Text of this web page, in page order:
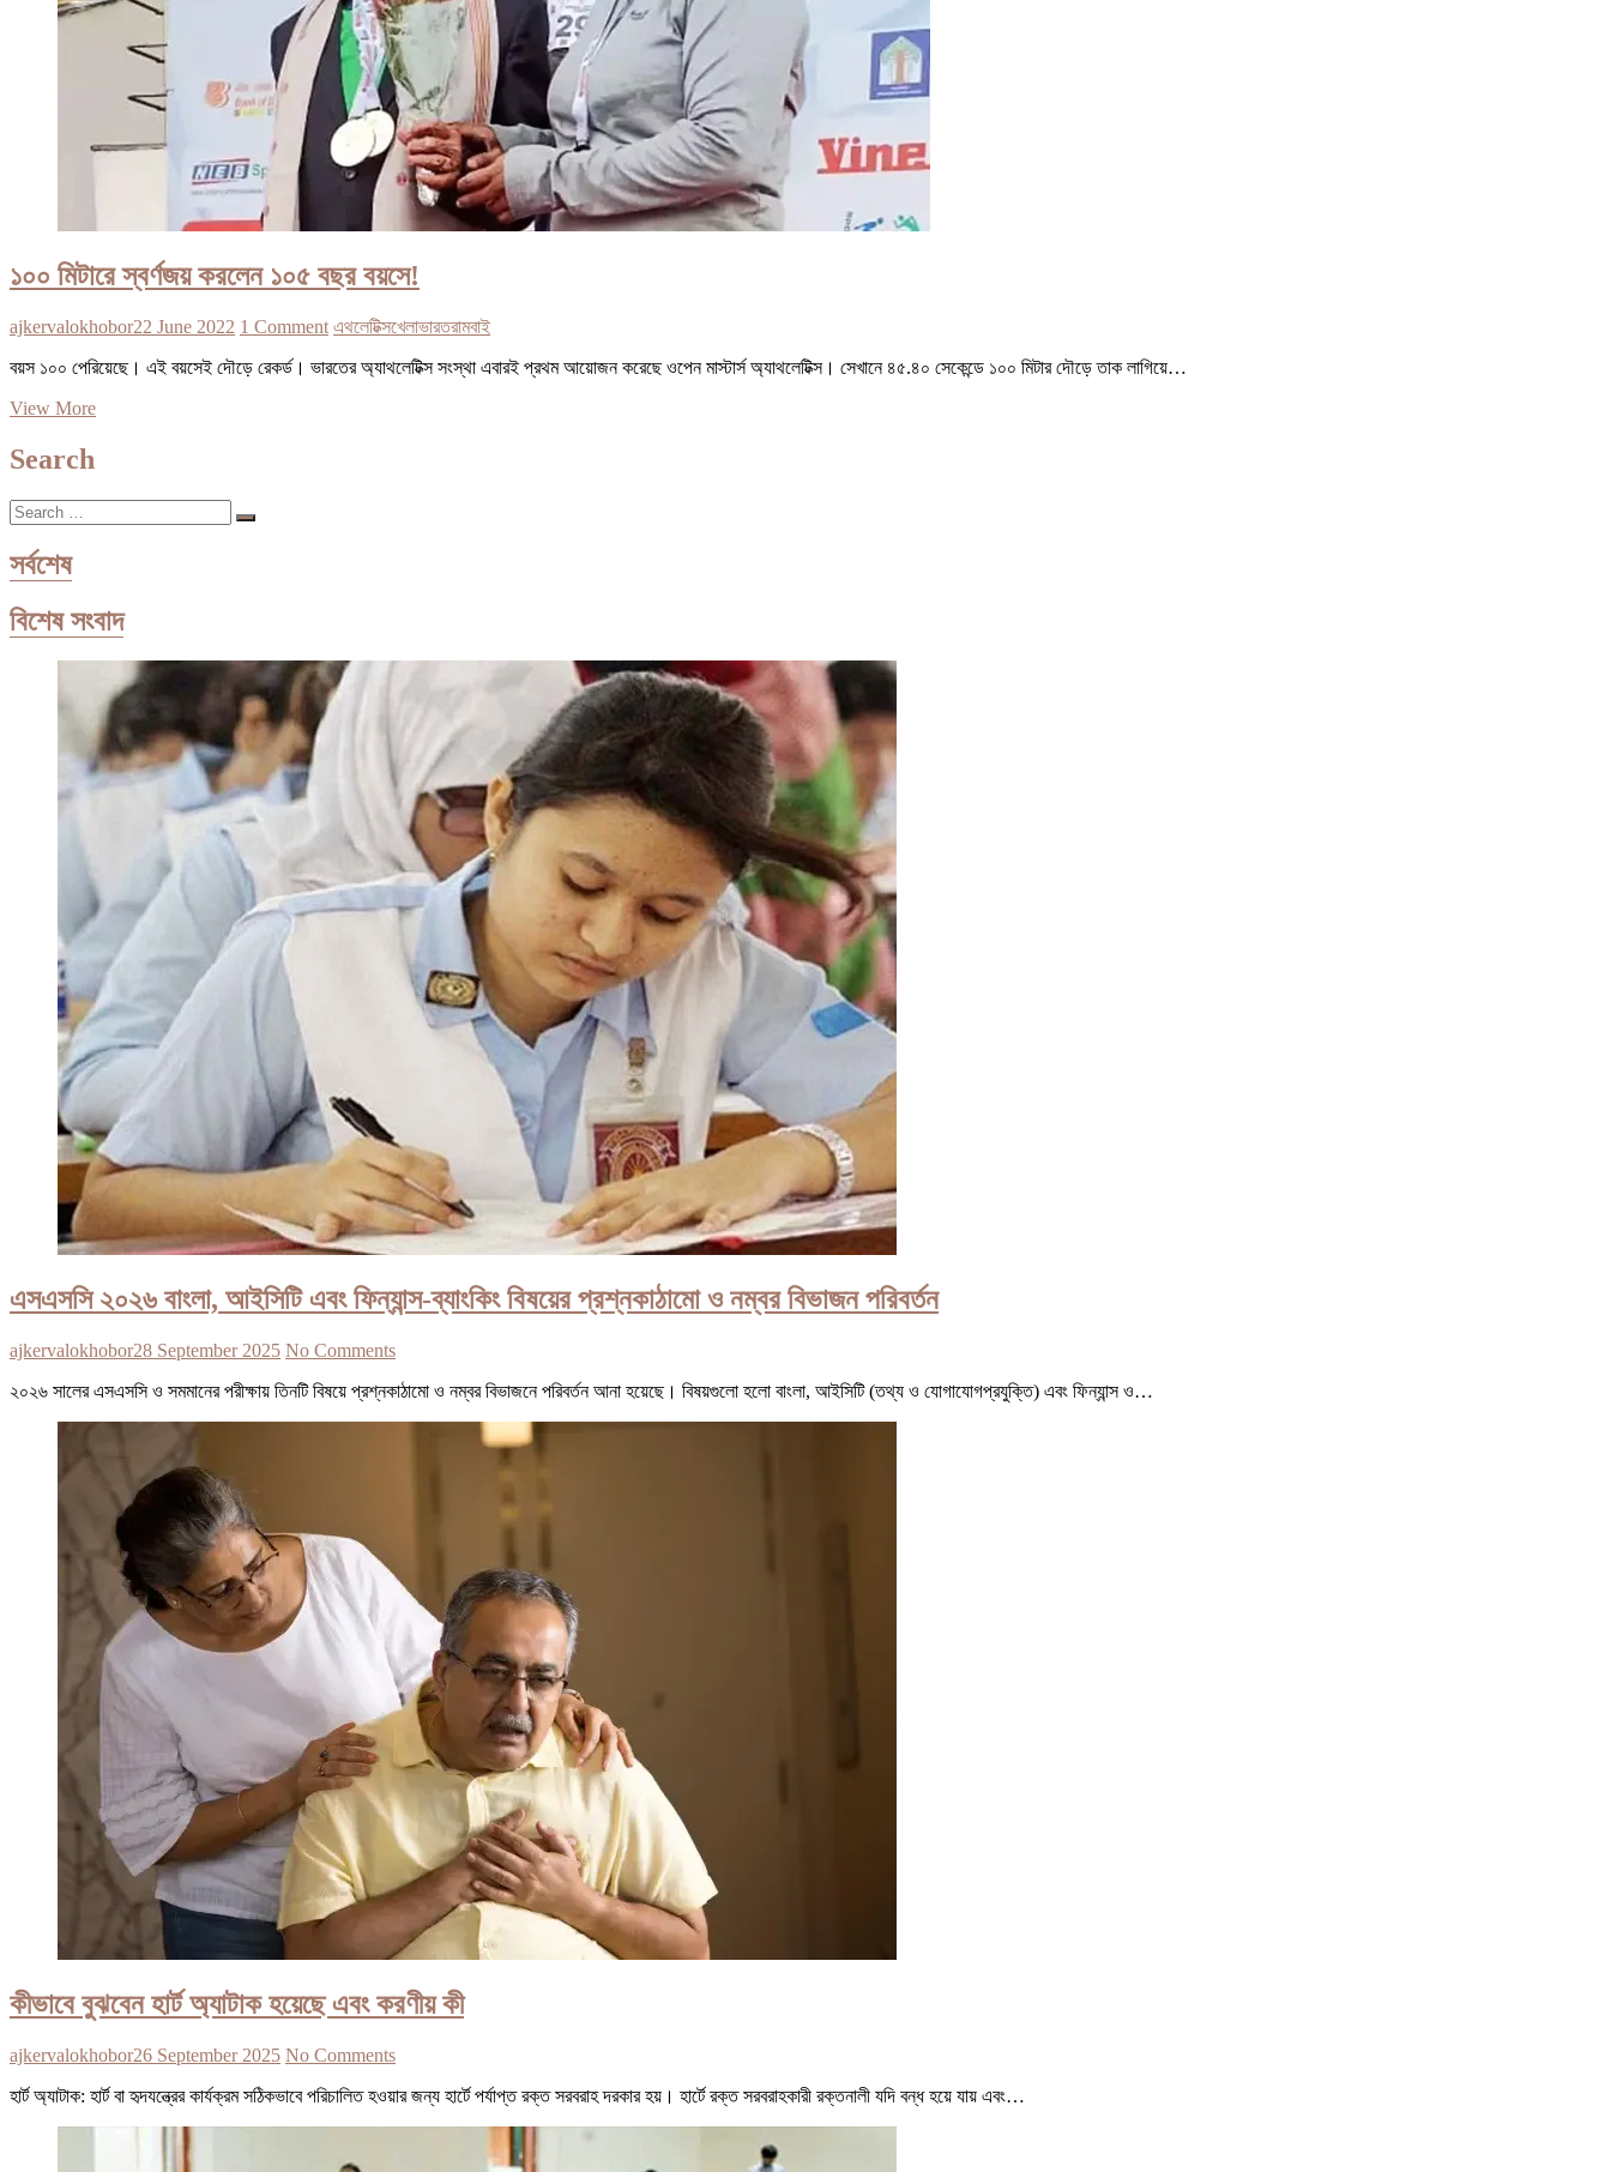
১০০ মিটারে স্বর্ণজয় করলেন ১০৫ বছর বয়সে!
ajkervalokhobor22 June 2022 1 Comment এথলেটিক্সখেলাভারতরামবাই
বয়স ১০০ পেরিয়েছে। এই বয়সেই দৌড়ে রেকর্ড। ভারতের অ্যাথলেটিক্স সংস্থা এবারই প্রথম আয়োজন করেছে ওপেন মাস্টার্স অ্যাথলেটিক্স। সেখানে ৪৫.৪০ সেকেন্ডে ১০০ মিটার দৌড়ে তাক লাগিয়ে…
View More১০০
Search
Search
…
সর্বশেষ
বিশেষ সংবাদ
এসএসসি ২০২৬ বাংলা, আইসিটি এবং ফিন্যান্স-ব্যাংকিং বিষয়ের প্রশ্নকাঠামো ও নম্বর বিভাজন পরিবর্তন
ajkervalokhobor28 September 2025 No Comments
২০২৬ সালের এসএসসি ও সমমানের পরীক্ষায় তিনটি বিষয়ে প্রশ্নকাঠামো ও নম্বর বিভাজনে পরিবর্তন আনা হয়েছে। বিষয়গুলো হলো বাংলা, আইসিটি (তথ্য ও যোগাযোগপ্রযুক্তি) এবং ফিন্যান্স ও…
কীভাবে বুঝবেন হার্ট অ্যাটাক হয়েছে এবং করণীয় কী
ajkervalokhobor26 September 2025 No Comments
হার্ট অ্যাটাক: হার্ট বা হৃদযন্ত্রের কার্যক্রম সঠিকভাবে পরিচালিত হওয়ার জন্য হার্টে পর্যাপ্ত রক্ত সরবরাহ দরকার হয়। হার্টে রক্ত সরবরাহকারী রক্তনালী যদি বন্ধ হয়ে যায় এবং…